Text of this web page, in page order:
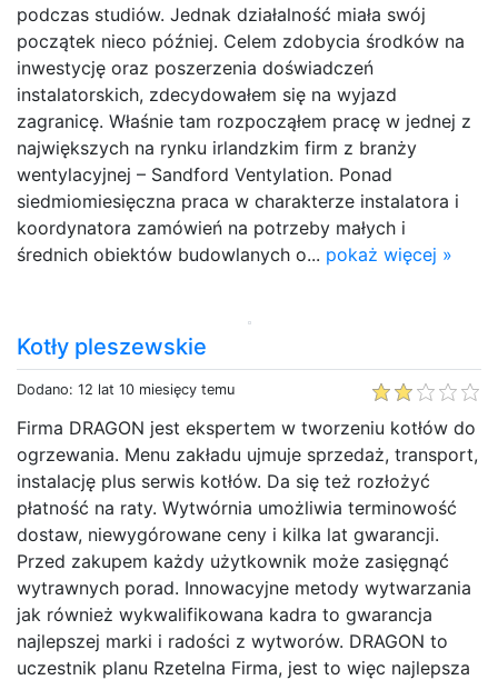
podczas studiów. Jednak działalność miała swój
początek nieco później. Celem zdobycia środków na
inwestycję oraz poszerzenia doświadczeń
instalatorskich, zdecydowałem się na wyjazd
zagranicę. Właśnie tam rozpocząłem pracę w jednej z
największych na rynku irlandzkim firm z branży
wentylacyjnej – Sandford Ventylation. Ponad
siedmiomiesięczna praca w charakterze instalatora i
koordynatora zamówień na potrzeby małych i
średnich obiektów budowlanych o... pokaż więcej »
Kotły pleszewskie
Dodano: 12 lat 10 miesięcy temu
Firma DRAGON jest ekspertem w tworzeniu kotłów do
ogrzewania. Menu zakładu ujmuje sprzedaż, transport,
instalację plus serwis kotłów. Da się też rozłożyć
płatność na raty. Wytwórnia umożliwia terminowość
dostaw, niewygórowane ceny i kilka lat gwarancji.
Przed zakupem każdy użytkownik może zasięgnąć
wytrawnych porad. Innowacyjne metody wytwarzania
jak również wykwalifikowana kadra to gwarancja
najlepszej marki i radości z wytworów. DRAGON to
uczestnik planu Rzetelna Firma, jest to więc najlepsza